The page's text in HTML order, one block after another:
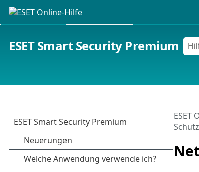
ESET Smart Security Premium
ESET
Schutz